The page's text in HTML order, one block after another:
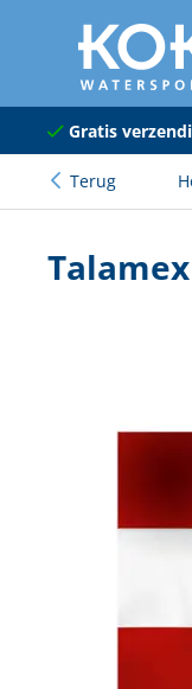
naar hoofdinhoud
Kajuit
Gratis
Terug